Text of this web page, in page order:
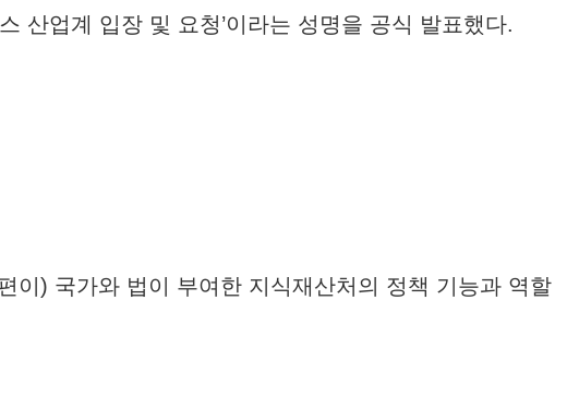
산업계 입장 및 요청’이라는 성명을 공식 발표했다.
이) 국가와 법이 부여한 지식재산처의 정책 기능과 역할